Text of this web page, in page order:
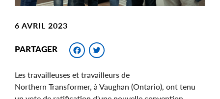
6 AVRIL 2023
PARTAGER Facebook
Les travailleuses et travailleurs de
Northern Transformer, à Vaughan (Ontario), ont tenu